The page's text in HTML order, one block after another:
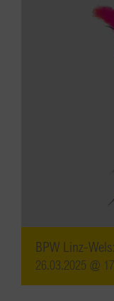
BPW Linz-
26.03.2025 @